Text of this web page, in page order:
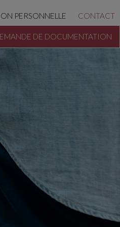
PERSONNELLE CONTACT
DE DOCUMENTATION